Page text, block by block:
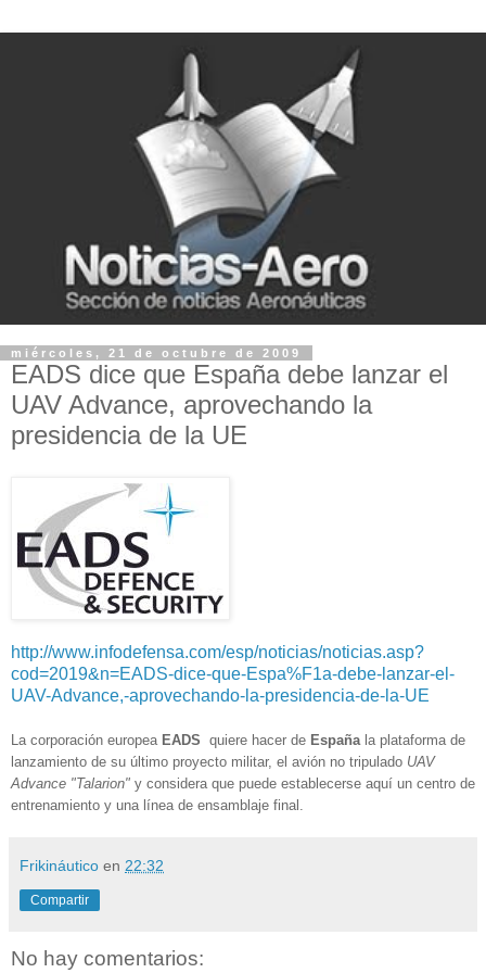
miércoles, 21 de octubre de 2009
EADS dice que España debe lanzar el
UAV Advance, aprovechando la
presidencia de la UE
http://www.infodefensa.com/esp/noticias/noticias.asp?
cod=2019&n=EADS-dice-que-Espa%F1a-debe-lanzar-el-
UAV-Advance,-aprovechando-la-presidencia-de-la-UE
La corporación europea EADS quiere hacer de Españala plataforma de
lanzamiento de su último proyecto militar, el avión no tripulado UAV
Advance "Talarion" y considera que puede establecerse aquí un centro de
entrenamiento y una línea de ensamblaje final.
Frikináutico en 22:32
Compartir
No hay comentarios: